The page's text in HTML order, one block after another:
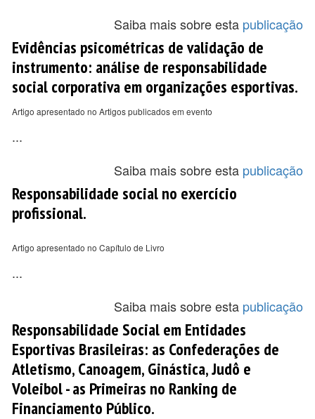
Saiba mais sobre esta publicação
Evidências psicométricas de validação de
instrumento: análise de responsabilidade
social corporativa em organizações esportivas.
Artigo apresentado no Artigos publicados em evento
...
Saiba mais sobre esta publicação
Responsabilidade social no exercício
profissional.
Artigo apresentado no Capítulo de Livro
...
Saiba mais sobre esta publicação
Responsabilidade Social em Entidades
Esportivas Brasileiras: as Confederações de
Atletismo, Canoagem, Ginástica, Judô e
Voleibol - as Primeiras no Ranking de
Financiamento Público.